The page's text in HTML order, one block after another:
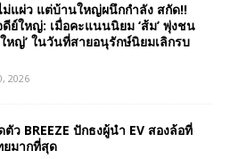
แผ่ว แต่บ้านใหญ่ผนึกกำลัง สกัด!!
ดีย์ใหญ่: เมื่อคะแนนนิยม ‘ส้ม’ พุ่งชน
หญ่’ ในวันที่สายอนุรักษ์นิยมเลิกรบ
2026
ว BREEZE ปักธงผู้นำ EV สองล้อที่
ยมากที่สุด